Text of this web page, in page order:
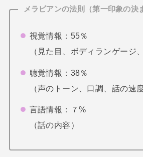
メラビアンの法則（第一印象の決
視覚情報：55％
（見た目、ボディランゲージ
聴覚情報：38％
（声のトーン、口調、話の速
言語情報：７%
（話の内容）